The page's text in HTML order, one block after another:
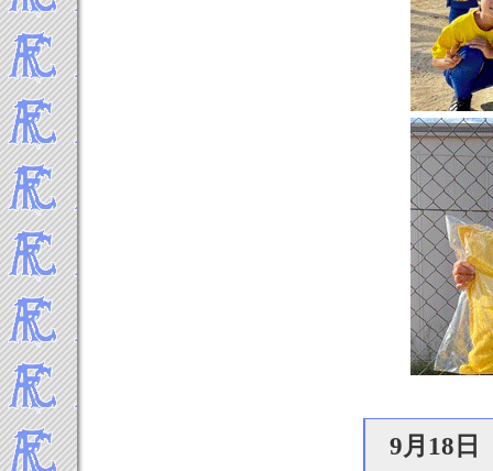
9月18日